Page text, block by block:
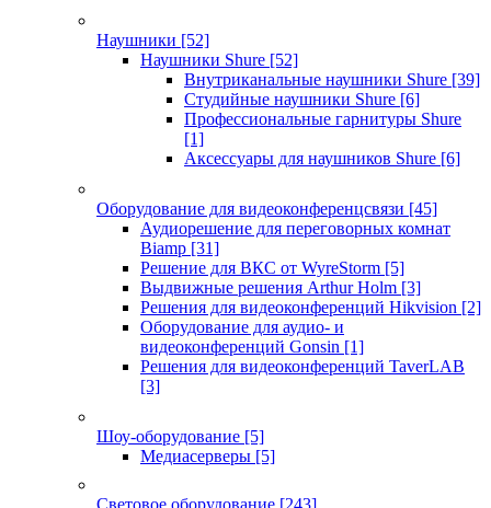
Наушники [52]
Наушники Shure [52]
Внутриканальные наушники Shure [39]
Студийные наушники Shure [6]
Профессиональные гарнитуры Shure
[1]
Аксессуары для наушников Shure [6]
Оборудование для видеоконференцсвязи [45]
Аудиорешение для переговорных комнат
Biamp [31]
Решение для ВКС от WyreStorm [5]
Выдвижные решения Arthur Holm [3]
Решения для видеоконференций Hikvision [2]
Оборудование для аудио- и
видеоконференций Gonsin [1]
Решения для видеоконференций TaverLAB
[3]
Шоу-оборудование [5]
Медиасерверы [5]
Световое оборудование [243]